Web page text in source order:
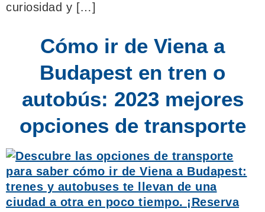
curiosidad y […]
Cómo ir de Viena a
Budapest en tren o
autobús: 2023 mejores
opciones de transporte